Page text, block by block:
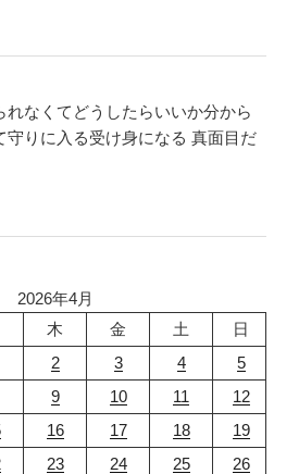
れなくてどうしたらいいか分から
守りに入る受け身になる 真面目だ
2026年4月
木 金 土
日
2 3 4
5
9 10 11
12
16 17 18
19
23 24 25
26